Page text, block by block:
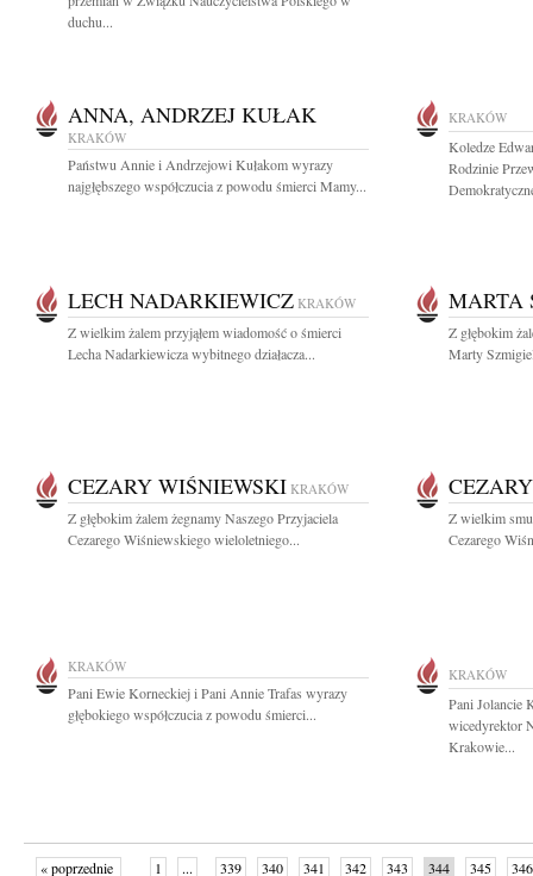
duchu...
ANNA, ANDRZEJ KUŁAK
KRAKÓW
Państwu Annie i Andrzejowi Kułakom wyrazy
najgłębszego współczucia z powodu śmierci Mamy...
KRAKÓW
Koledze
Rodzinie
LECH NADARKIEWICZ KRAKÓW
Z wielkim żalem przyjąłem wiadomość o śmierci
Lecha Nadarkiewicza wybitnego działacza...
MARTA
Z głębokim
Marty
CEZARY WIŚNIEWSKI KRAKÓW
Z głębokim żalem żegnamy Naszego Przyjaciela
Cezarego Wiśniewskiego wieloletniego...
Z wielkim
Cezarego
KRAKÓW
Pani Ewie Korneckiej i Pani Annie Trafas wyrazy
głębokiego współczucia z powodu śmierci...
KRAKÓW
Pani Jolancie
wicedyrektor
Krakowie...
« poprzednie 1 ... 339 340 341 342 343 344 345 346